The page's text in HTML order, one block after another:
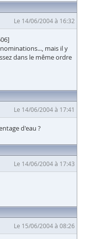
Le 14/06/2004 à 16:32
mais il y
dans le même ordre
Le 14/06/2004 à 17:41
d'eau ?
Le 14/06/2004 à 17:43
Le 15/06/2004 à 08:26